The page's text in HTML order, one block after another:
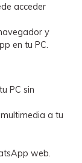
acceder
y
en tu PC.
PC sin
a tu
web.